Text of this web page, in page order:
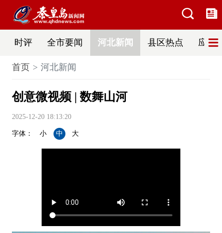
时评 全市要闻 河北新闻 县区热点 应急
首页 河北新闻
创意微视频 | 数舞山河
2025-12-20 18:13:20
字体： 小 中 大